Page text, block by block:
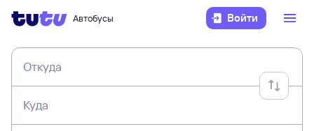
Автобусы Войти
Откуда
Куда